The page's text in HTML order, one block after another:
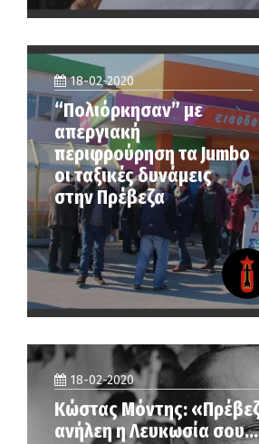
18-02-2020
“Πολιόρκησαν” με
απεργιακή
περιφρούρηση τα Jumbo
οι ταξικές δυνάμεις
στην Πρέβεζα
18-02-2020
Κώστας Μόντης:
ανήλεη η Λευκωσία